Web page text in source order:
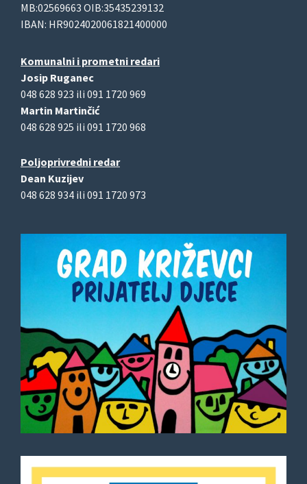
MB:02569663 OIB:35435239132
IBAN: HR9024020061821400000
Komunalni i prometni redari
Josip Ruganec
048 628 923 ili 091 1720 969
Martin Martinčić
048 628 925 ili 091 1720 968
Poljoprivredni redar
Dean Kuzijev
048 628 934 ili 091 1720 973